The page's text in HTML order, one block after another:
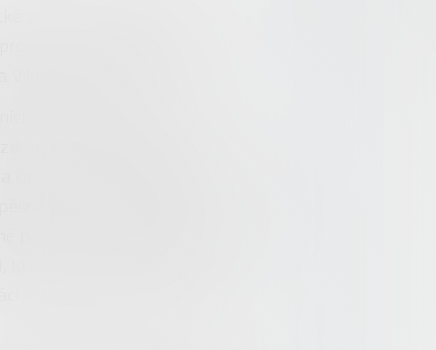
zařízení kontrolované,
činností,“ těší se z
Kubínová.
standardů. Hodnocení
pracovníků a
zdravotnického zařízení
reakreditace je velmi
ve zdravotnickém zařízení
vycházejí ze samotných
s kvalitou poskytovaných